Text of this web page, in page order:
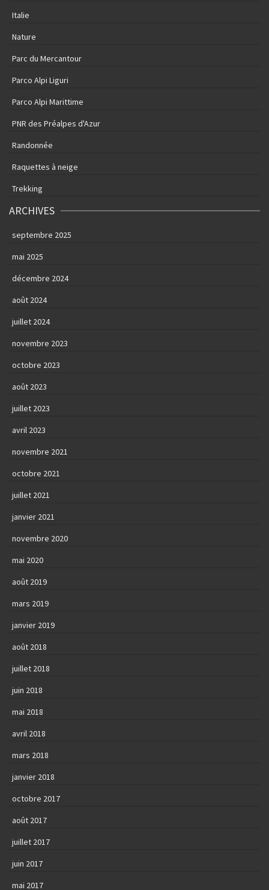
Italie
Nature
Parc du Mercantour
Parco Alpi Liguri
Parco Alpi Marittime
PNR des Préalpes d'Azur
Randonnée
Raquettes à neige
Trekking
ARCHIVES
septembre 2025
mai 2025
décembre 2024
août 2024
juillet 2024
novembre 2023
octobre 2023
août 2023
juillet 2023
avril 2023
novembre 2021
octobre 2021
juillet 2021
janvier 2021
novembre 2020
mai 2020
août 2019
mars 2019
janvier 2019
août 2018
juillet 2018
juin 2018
mai 2018
avril 2018
mars 2018
janvier 2018
octobre 2017
août 2017
juillet 2017
juin 2017
mai 2017